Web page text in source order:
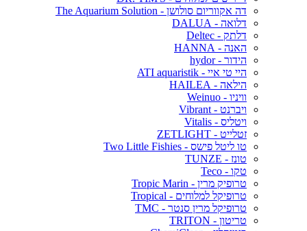
דה אקווריום סולושן - The Aquarium Solution
דלואה - DALUA
דלתק - Deltec
האנה - HANNA
הידור - hydor
היי טי איי - ATI aquaristik
הילאה - HAILEA
וויניו - Weinuo
ויברנט - Vibrant
ויטליס - Vitalis
זטלייט - ZETLIGHT
טו ליטל פישס - Two Little Fishies
טונז - TUNZE
טקו - Teco
טרופיק מרין - Tropic Marin
טרופיקל למלוחים - Tropical
טרופיקל מרין סנטר - TMC
טריטון - TRITON